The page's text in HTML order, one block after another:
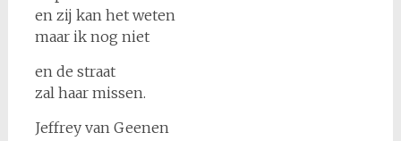
en zij kan het weten
maar ik nog niet
en de straat
zal haar missen.
Jeffrey van Geenen